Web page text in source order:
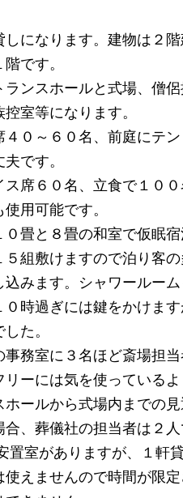
になります。建物は２
です。
ンスホールと式場、僧
室等になります。
０～６０名、前庭にテン
です。
席６０名、立食で１０
用可能です。
畳と８畳の和室で仮眠宿
組敷けますので泊り客
込みます。シャワールーム
時過ぎには鍵をかけま
た。
務室に３名ほど斎場担当
ーには気を使っているよ
ールから式場内までの
合、葬儀社の担当者は２
室がありますが、１軒
使えませんので時間が限定